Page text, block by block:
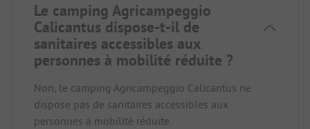
Le camping Agricampeggio
Calicantus dispose-t-il de
sanitaires accessibles aux
personnes à mobilité réduite ?
Non, le camping Agricampeggio Calicantus ne
dispose pas de sanitaires accessibles aux
personnes à mobilité réduite.